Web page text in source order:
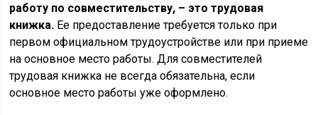
работу по совместительству, – это трудовая
книжка. Ее предоставление требуется только при
первом официальном трудоустройстве или при приеме
на основное место работы. Для совместителей
трудовая книжка не всегда обязательна, если
основное место работы уже оформлено.